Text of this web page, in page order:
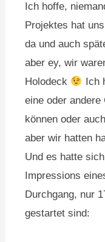
Ich hoffe,
Projektes hat
da und auch
aber ey, wir
Holodeck
Ich
eine oder
können oder
aber wir hatten
Und es hatte
Impressions
Durchgang, nur
gestartet sind: